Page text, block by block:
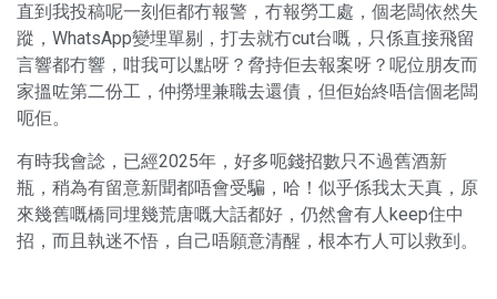
直到我投稿呢一刻佢都冇報警，冇報勞工處，個老闆依然失
蹤，WhatsApp變埋單剔，打去就冇cut台嘅，只係直接飛留
言響都冇響，咁我可以點呀？脅持佢去報案呀？呢位朋友而
家搵咗第二份工，仲撈埋兼職去還債，但佢始終唔信個老闆
呃佢。
有時我會諗，已經2025年，好多呃錢招數只不過舊酒新
瓶，稍為有留意新聞都唔會受騙，哈！似乎係我太天真，原
來幾舊嘅橋同埋幾荒唐嘅大話都好，仍然會有人keep住中
招，而且執迷不悟，自己唔願意清醒，根本冇人可以救到。